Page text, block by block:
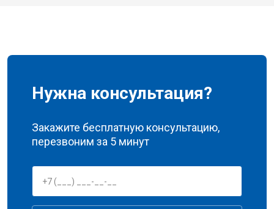
Нужна консультация?
Закажите бесплатную консультацию,
перезвоним за 5 минут